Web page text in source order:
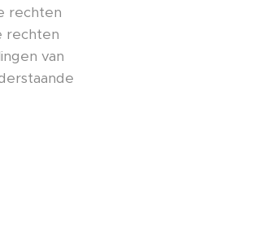
rechten
rechten
van